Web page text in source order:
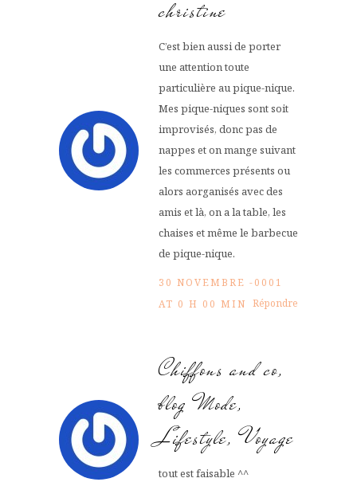
christine
C’est bien aussi de porter
une attention toute
particulière au pique-nique.
Mes pique-niques sont soit
improvisés, donc pas de
nappes et on mange suivant
les commerces présents ou
alors aorganisés avec des
amis et là, on a la table, les
chaises et même le barbecue
de pique-nique.
30 NOVEMBRE -0001
AT 0 H 00 MIN Répondre
Chiffons and co,
blog Mode,
Lifestyle, Voyage
tout est faisable ^^